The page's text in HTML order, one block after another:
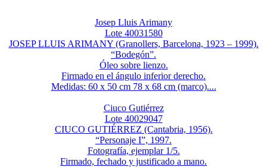
Josep Lluis Arimany
Lote 40031580
JOSEP LLUIS ARIMANY (Granollers, Barcelona, 1923 – 1999).
“Bodegón”.
Óleo sobre lienzo.
Firmado en el ángulo inferior derecho.
Medidas: 60 x 50 cm 78 x 68 cm (marco)....
Ciuco Gutiérrez
Lote 40029047
CIUCO GUTIÉRREZ (Cantabria, 1956).
“Personaje I”, 1997.
Fotografía, ejemplar 1/5.
Firmado, fechado y justificado a mano.